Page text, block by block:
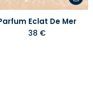
Eclat De Mer
38 €